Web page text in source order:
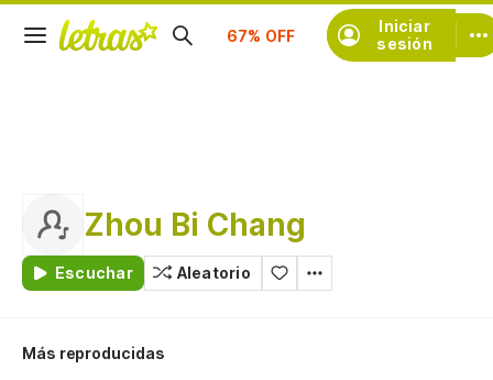
Iniciar
sesión
Suscríbete
Zhou Bi Chang
Escuchar Aleatorio
Más reproducidas